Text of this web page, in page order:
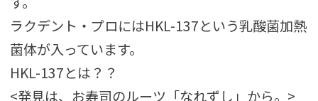
ラクデント・プロにはHKL-137という乳酸菌加熱
菌体が入っています。
HKL-137とは？？
<発見は、お寿司のルーツ「なれずし」から。>